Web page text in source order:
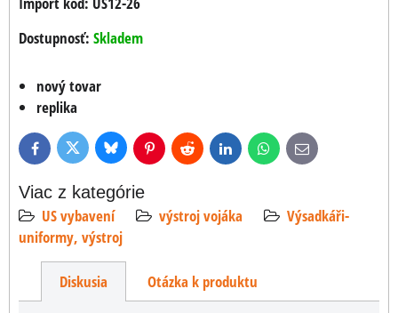
Dostupnosť: Skladem
nový tovar
replika
FacebookTwitter BlueskyPinterestReddit LinkedInWhatsApp
E-
mail
Viac z kategórie
US vybavení
výstroj vojáka
Výsadkáři-
uniformy, výstroj
Diskusia Otázka k produktu